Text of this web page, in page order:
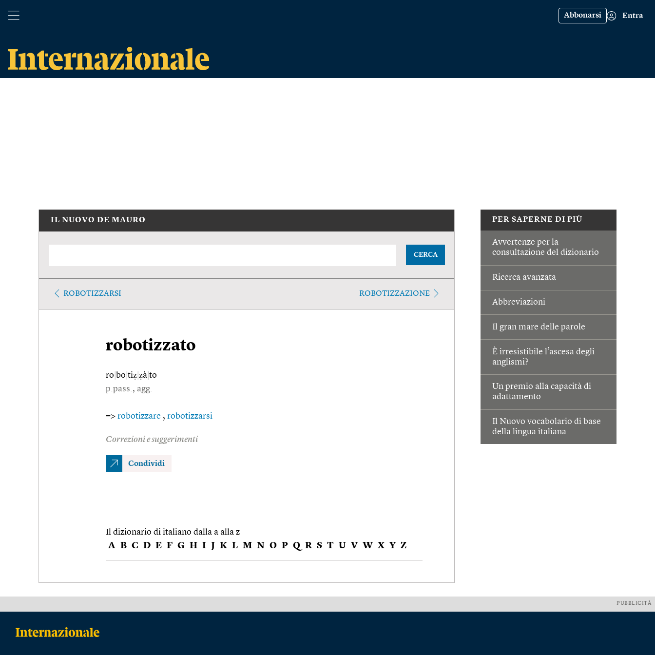
Abbonarsi Entra
PER SAPERNE DI PIÙ
Avvertenze per la
consultazione del dizionario
Ricerca avanzata
Abbreviazioni
Il gran mare delle parole
È irresistibile l’ascesa degli
anglismi?
Un premio alla capacità di
adattamento
Il Nuovo vocabolario di base
della lingua italiana
IL NUOVO DE MAURO
CERCA
ROBOTIZZARSI ROBOTIZZAZIONE
robotizzato
ro bo tiẓ ẓà to
p.pass., agg.
=> robotizzare , robotizzarsi
Correzioni e suggerimenti
Condividi
Il dizionario di italiano dalla a alla z
A B C D E F G H I J K L M N O P Q R S T U V W X Y Z
PUBBLICITÀ